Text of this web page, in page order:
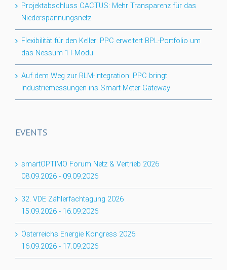
Projektabschluss CACTUS: Mehr Transparenz für das
Niederspannungsnetz
Flexibilität für den Keller: PPC erweitert BPL-Portfolio um
das Nessum 1T-Modul
Auf dem Weg zur RLM-Integration: PPC bringt
Industriemessungen ins Smart Meter Gateway
EVENTS
smartOPTIMO Forum Netz & Vertrieb 2026
08.09.2026 - 09.09.2026
32. VDE Zählerfachtagung 2026
15.09.2026 - 16.09.2026
Österreichs Energie Kongress 2026
16.09.2026 - 17.09.2026